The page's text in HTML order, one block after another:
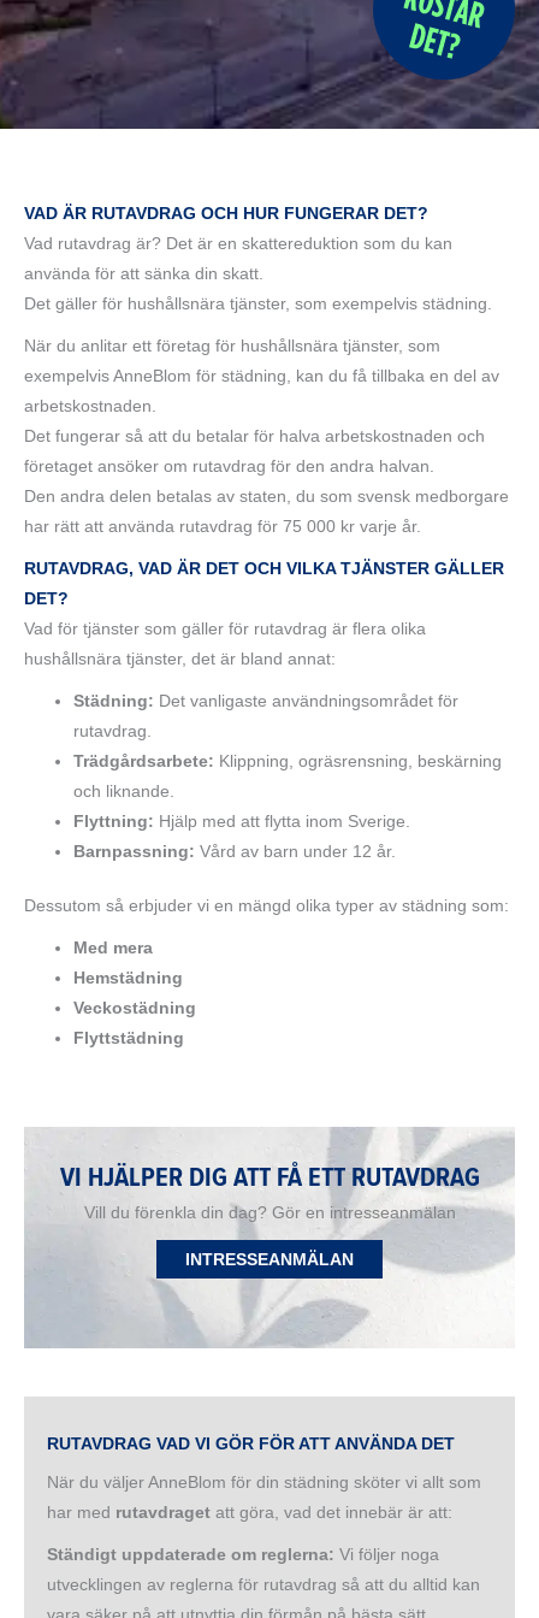
VAD ÄR RUTAVDRAG OCH HUR FUNGERAR DET?
Vad rutavdrag är? Det är en skattereduktion som du kan
använda för att sänka din skatt.
Det gäller för hushållsnära tjänster, som exempelvis städning.
När du anlitar ett företag för hushållsnära tjänster, som
exempelvis AnneBlom för städning, kan du få tillbaka en del av
arbetskostnaden.
Det fungerar så att du betalar för halva arbetskostnaden och
företaget ansöker om rutavdrag för den andra halvan.
Den andra delen betalas av staten, du som svensk medborgare
har rätt att använda rutavdrag för 75 000 kr varje år.
RUTAVDRAG, VAD ÄR DET OCH VILKA TJÄNSTER GÄLLER
DET?
Vad för tjänster som gäller för rutavdrag är flera olika
hushållsnära tjänster, det är bland annat:
Städning: Det vanligaste användningsområdet för
rutavdrag.
Trädgårdsarbete: Klippning, ogräsrensning, beskärning
och liknande.
Flyttning: Hjälp med att flytta inom Sverige.
Barnpassning: Vård av barn under 12 år.
Dessutom så erbjuder vi en mängd olika typer av städning som:
Med mera
Hemstädning
Veckostädning
Flyttstädning
VI HJÄLPER DIG ATT FÅ ETT RUTAVDRAG
Vill du förenkla din dag? Gör en intresseanmälan
INTRESSEANMÄLAN
RUTAVDRAG VAD VI GÖR FÖR ATT ANVÄNDA DET
När du väljer AnneBlom för din städning sköter vi allt som
har med rutavdraget att göra, vad det innebär är att:
Ständigt uppdaterade om reglerna: Vi följer noga
utvecklingen av reglerna för rutavdrag så att du alltid kan